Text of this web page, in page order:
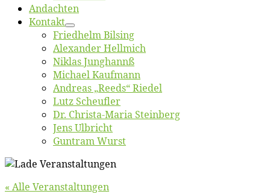
An­dach­ten
Kon­takt
Fried­helm Bilsing
Alex­an­der Hellmich
Ni­klas Junghannß
Mi­cha­el Kaufmann
An­dre­as „Reeds“ Riedel
Lutz Scheuf­ler
Dr. Chris­­ta-Ma­ria Steinberg
Jens Ulb­richt
Gun­tram Wurst
« Alle Veranstaltungen